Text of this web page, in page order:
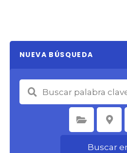
NUEVA BÚSQUEDA
Seleccione la categoría Seleccione la ubicación
Buscar